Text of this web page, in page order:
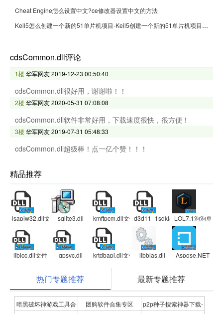
Cheat Engine怎么设置中文?ce修改器设置中文的方法
Keil5怎么创建一个新的51单片机项目-Keil5创建一个新的51单片机项目的方法
cdsCommon.dll评论
1楼华军网友2019-12-23 00:50:40
cdsCommon.dll很好用，谢谢啦！！
2楼华军网友2020-05-31 07:08:08
cdsCommon.dll软件非常好用，下载速度很快，很方便！
3楼华军网友2019-07-31 05:48:33
cdsCommon.dll超级棒！点一亿个赞！！！
精品推荐
lsapiw32.dll文件 sqlite3.dll kmftpcm.dll文件64位d3d11_1sdklayers.dll文件
LOL7.1泡泡单板
libjcc.dll文件 gpsvc.dll krtdbapi.dll文件补丁libblas.dll Aspose.NET
热门专题推荐 最新专题推荐
暗黑破坏神游戏工具合 团购软件合集专区
p2p种子搜索神器下载-